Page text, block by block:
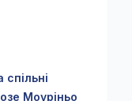
Моуріньо